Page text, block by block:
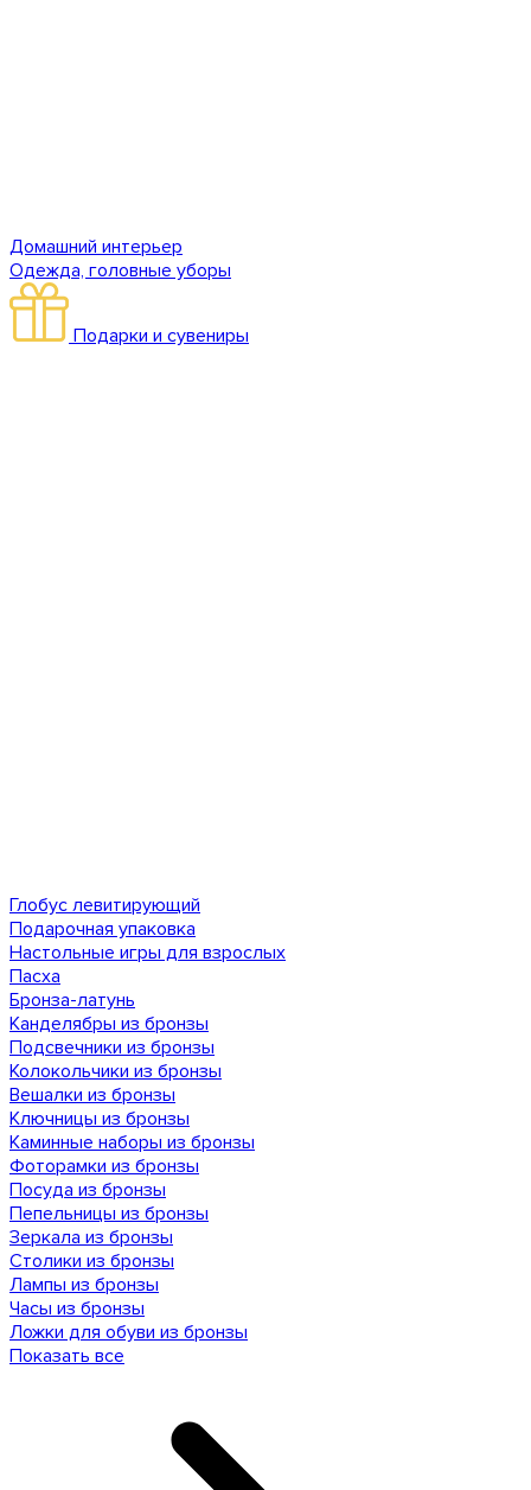
Домашний интерьер
Одежда, головные уборы
Подарки и сувениры
Глобус левитирующий
Подарочная упаковка
Настольные игры для взрослых
Пасха
Бронза-латунь
Канделябры из бронзы
Подсвечники из бронзы
Колокольчики из бронзы
Вешалки из бронзы
Ключницы из бронзы
Каминные наборы из бронзы
Фоторамки из бронзы
Посуда из бронзы
Пепельницы из бронзы
Зеркала из бронзы
Столики из бронзы
Лампы из бронзы
Часы из бронзы
Ложки для обуви из бронзы
Показать все